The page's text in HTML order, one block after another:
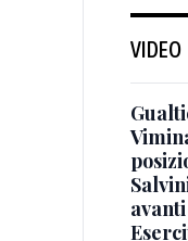
VIDEO